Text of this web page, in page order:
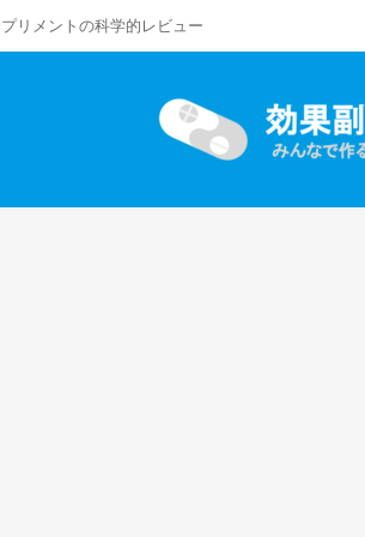
リメントの科学的レビュー